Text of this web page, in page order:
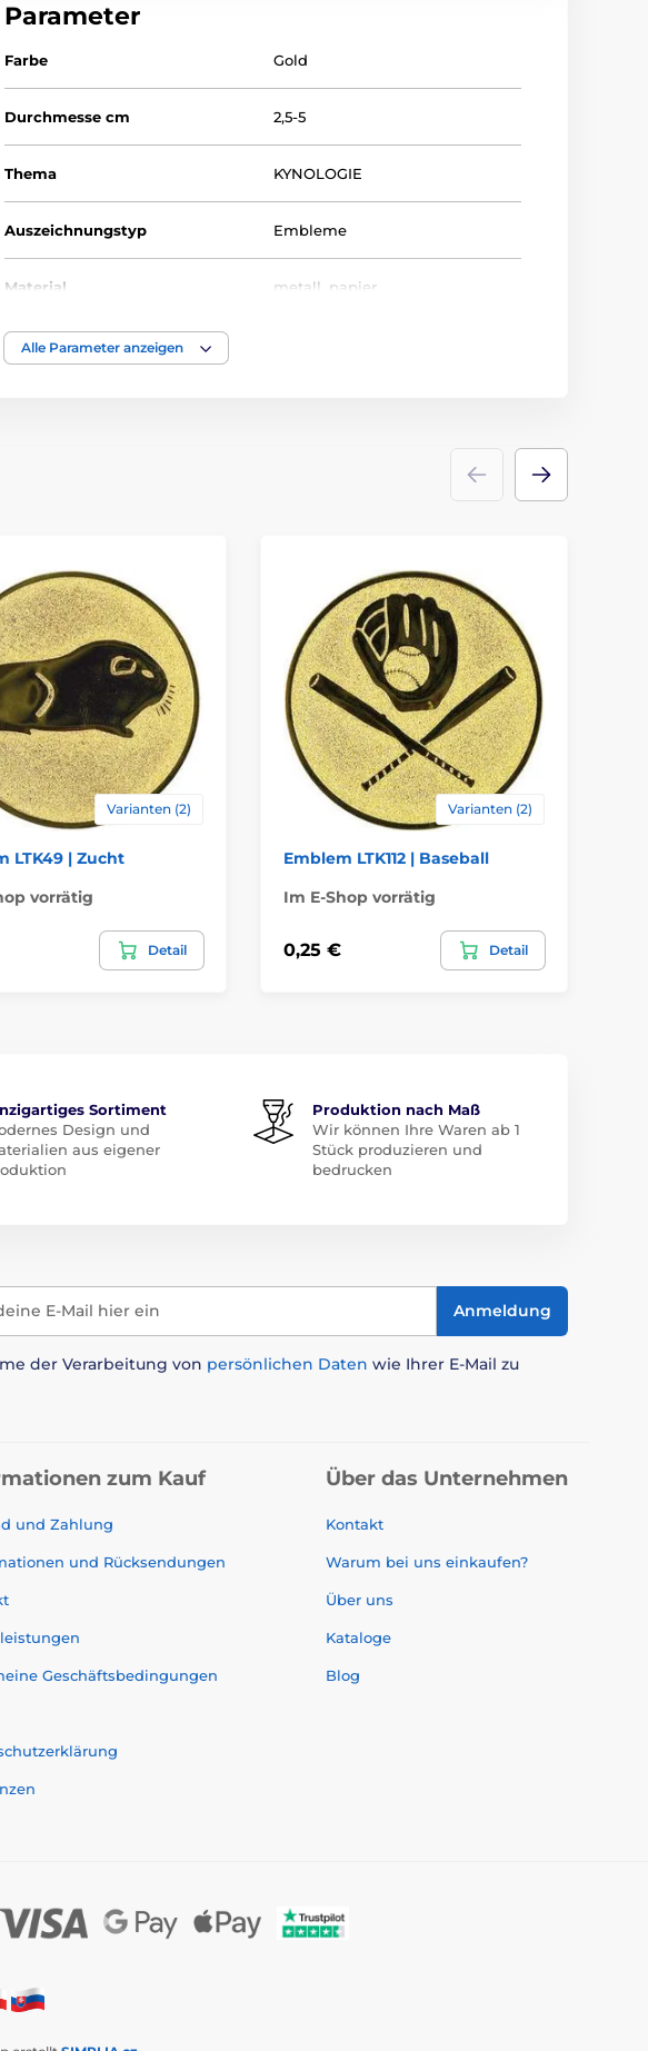
Parameter
Farbe Gold
Durchmesse cm 2,5-5
Thema KYNOLOGIE
Auszeichnungstyp Embleme
Material metall papier
Alle Parameter anzeigen
Varianten (2)
LTK49 | Zucht
vorrätig
Detail
Varianten (2)
Emblem LTK112 | Baseball
Im E-Shop vorrätig
0,25 € Detail
Sortiment
Design und
aus eigener
Produktion nach Maß
Wir können Ihre Waren ab 1
Stück produzieren und
bedrucken
E-Mail hier ein Anmeldung
der Verarbeitung von persönlichen Daten wie Ihrer E-Mail zu
zum Kauf
und Zahlung
und Rücksendungen
Geschäftsbedingungen
Über das Unternehmen
Kontakt
Warum bei uns einkaufen?
Über uns
Kataloge
Blog